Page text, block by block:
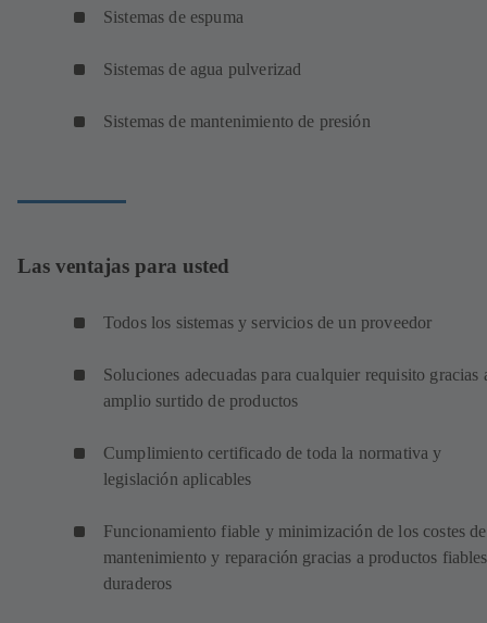
Sistemas de espuma
Sistemas de agua pulverizad
Sistemas de mantenimiento de presión
Las ventajas para usted
Todos los sistemas y servicios de un proveedor
Soluciones adecuadas para cualquier requisito gracias
amplio surtido de productos
Cumplimiento certificado de toda la normativa y
legislación aplicables
Funcionamiento fiable y minimización de los costes de
mantenimiento y reparación gracias a productos
duraderos